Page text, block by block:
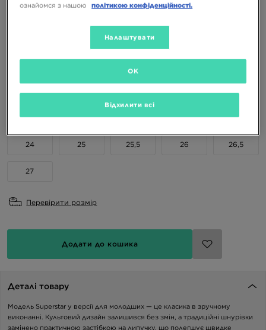
EU US
20 21 22 23 23,5
24 25 25,5 26 26,5
27
Перевірити розмір
Додати до кошика
Деталі товару
Модель Superstar у версії для молодших — це класика в зручному
виконанні. Культовий дизайн залишився без змін, а традиційні шнурівки
замінено практичною застібкою на липучку, що полегшує швидке
ознайомся з нашою
політикою конфіденційності.
Налаштувати
Відхилити всі
OK